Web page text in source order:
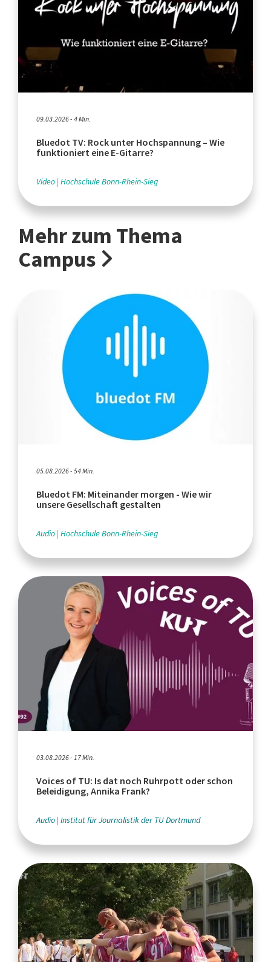
09.03.2026 - 4 Min.
Bluedot TV: Rock unter Hochspannung – Wie
funktioniert eine E-Gitarre?
Video Hochschule Bonn-Rhein-Sieg
Mehr zum Thema
Campus
05.08.2026 - 54 Min.
Bluedot FM: Miteinander morgen - Wie wir
unsere Gesellschaft gestalten
Audio Hochschule Bonn-Rhein-Sieg
03.08.2026 - 17 Min.
Voices of TU: Is dat noch Ruhrpott oder schon
Beleidigung, Annika Frank?
Audio Institut für Journalistik der TU Dortmund